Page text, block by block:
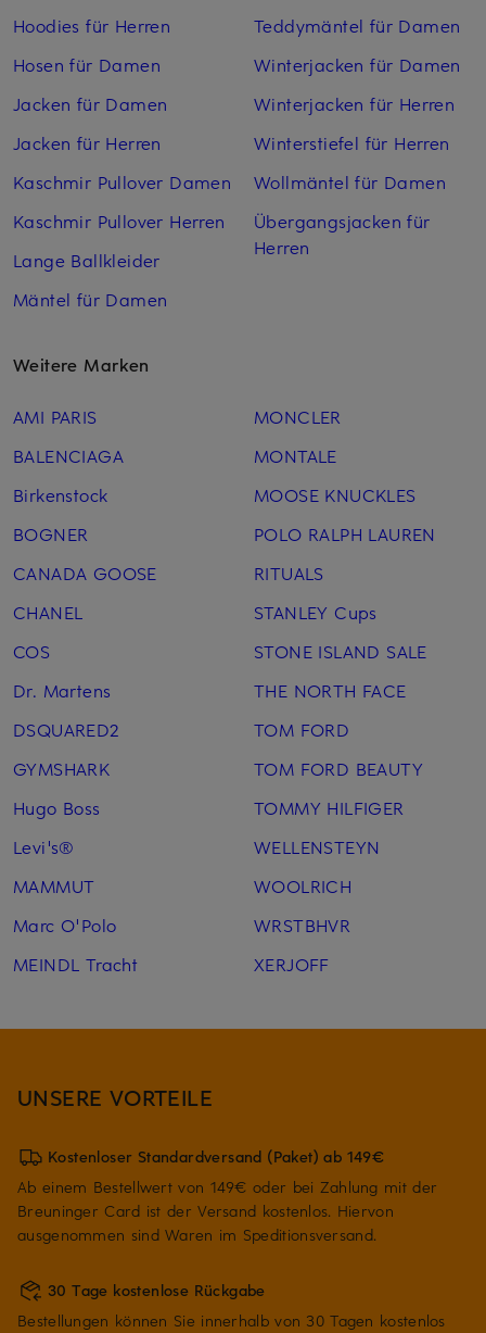
Hoodies für Herren
Hosen für Damen
Jacken für Damen
Jacken für Herren
Kaschmir Pullover Damen
Kaschmir Pullover Herren
Lange Ballkleider
Mäntel für Damen
Teddymäntel für Damen
Winterjacken für Damen
Winterjacken für Herren
Winterstiefel für Herren
Wollmäntel für Damen
Übergangsjacken für
Herren
Weitere Marken
AMI PARIS
BALENCIAGA
Birkenstock
BOGNER
CANADA GOOSE
CHANEL
COS
Dr. Martens
DSQUARED2
GYMSHARK
Hugo Boss
Levi's®
MAMMUT
Marc O'Polo
MEINDL Tracht
MONCLER
MONTALE
MOOSE KNUCKLES
POLO RALPH LAUREN
RITUALS
STANLEY Cups
STONE ISLAND SALE
THE NORTH FACE
TOM FORD
TOM FORD BEAUTY
TOMMY HILFIGER
WELLENSTEYN
WOOLRICH
WRSTBHVR
XERJOFF
UNSERE VORTEILE
Kostenloser Standardversand (Paket) ab 149€
Ab einem Bestellwert von 149€ oder bei Zahlung mit der
Breuninger Card ist der Versand kostenlos. Hiervon
ausgenommen sind Waren im Speditionsversand.
30 Tage kostenlose Rückgabe
Bestellungen können Sie innerhalb von 30 Tagen kostenlos